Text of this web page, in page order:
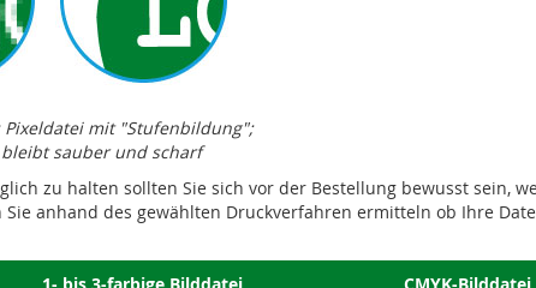
Pixeldatei mit "Stufenbildung";
sauber und scharf
zu halten sollten Sie sich vor der Bestellung bewusst sein,
anhand des gewählten Druckverfahren ermitteln ob Ihre
1- bis 3-farbige Bilddatei CMYK-Bilddatei